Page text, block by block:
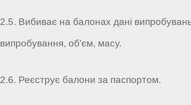
2.5. Вибиває на балонах дані
випробування, об'єм, масу.
2.6. Реєструє балони за паспортом.